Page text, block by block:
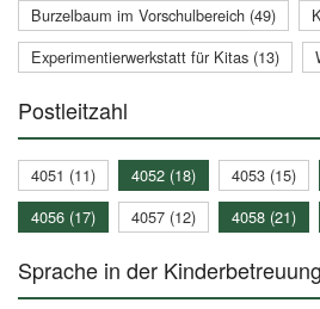
Burzelbaum im Vorschulbereich (49)
Experimentierwerkstatt für Kitas (13)
Postleitzahl
4051 (11) 4052 (18) 4053 (15)
4056 (17)
4057 (12) 4058 (21)
Sprache in der Kinderbetreuung